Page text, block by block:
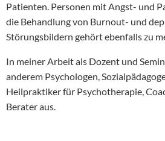
Patienten. Personen mit Angst- und
die Behandlung von Burnout- und
Störungsbildern gehört ebenfalls zu
In meiner Arbeit als Dozent und
anderem Psychologen,
Heilpraktiker für Psychotherapie,
Berater aus.